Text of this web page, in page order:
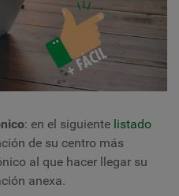
: en el siguiente listado
de su centro más
al que hacer llegar su
anexa.